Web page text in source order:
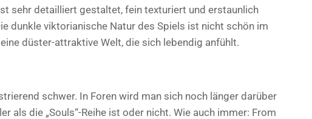
sehr detailliert gestaltet, fein texturiert und erstaunlich
dunkle viktorianische Natur des Spiels ist nicht schön im
düster-attraktive Welt, die sich lebendig anfühlt.
schwer. In Foren wird man sich noch länger darüber
als die „Souls“-Reihe ist oder nicht. Wie auch immer: From